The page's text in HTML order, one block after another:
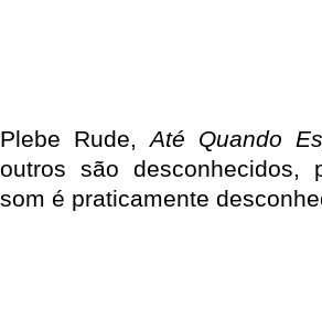
Plebe Rude,Até Quando
outros são desconhecidos,
som é praticamente